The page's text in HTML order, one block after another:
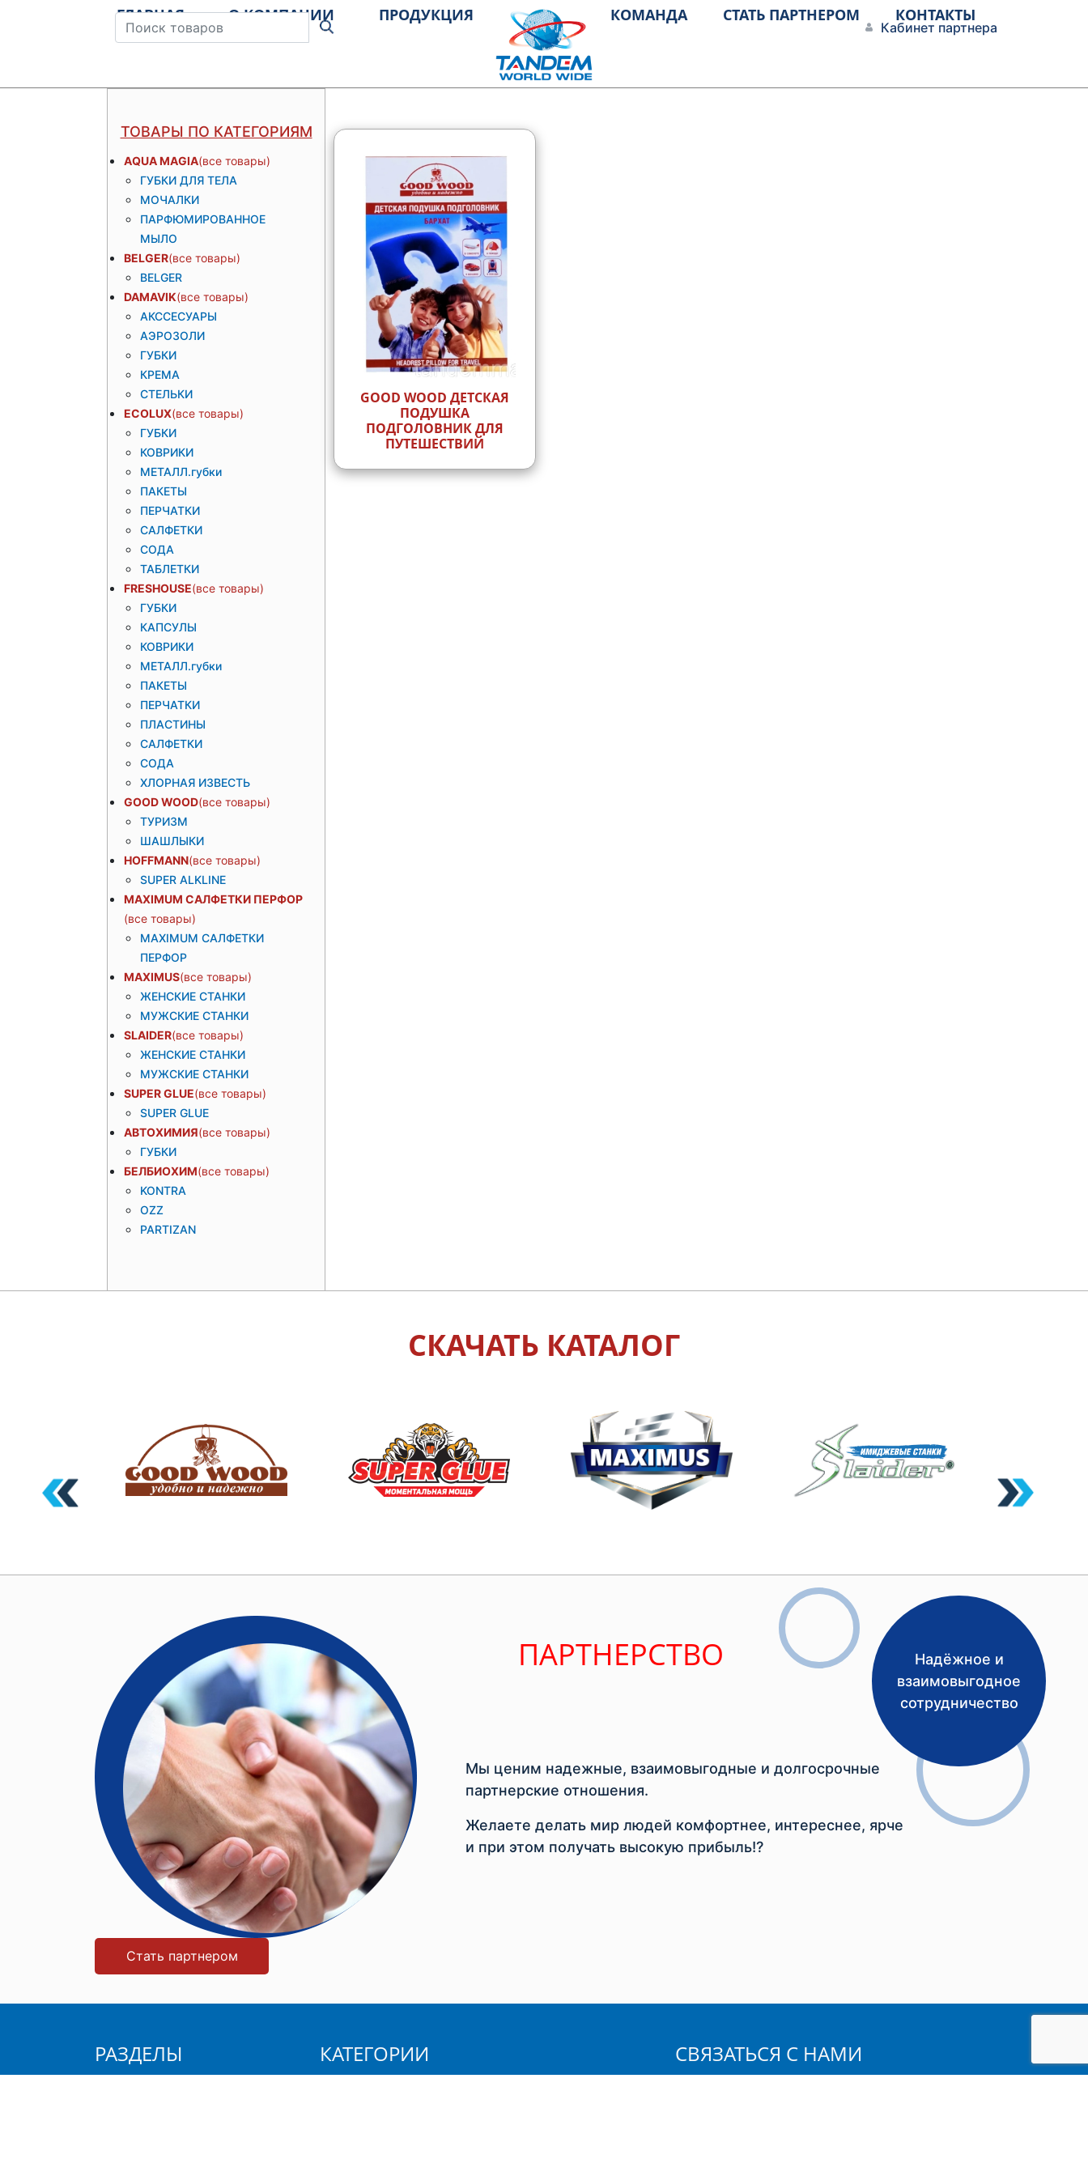
Кабинет партнера
ГЛАВНАЯ О КОМПАНИИ ПРОДУКЦИЯ КОМАНДА СТАТЬ ПАРТНЕРОМ КОНТАКТЫ
ТОВАРЫ ПО КАТЕГОРИЯМ
AQUA MAGIA
ГУБКИ ДЛЯ ТЕЛА
МОЧАЛКИ
ПАРФЮМИРОВАННОЕ
МЫЛО
BELGER
BELGER
DAMAVIK
АКССЕСУАРЫ
АЭРОЗОЛИ
ГУБКИ
КРЕМА
СТЕЛЬКИ
ECOLUX
ГУБКИ
КОВРИКИ
МЕТАЛЛ.губки
ПАКЕТЫ
ПЕРЧАТКИ
САЛФЕТКИ
СОДА
ТАБЛЕТКИ
FRESHOUSE
ГУБКИ
КАПСУЛЫ
КОВРИКИ
МЕТАЛЛ.губки
ПАКЕТЫ
ПЕРЧАТКИ
ПЛАСТИНЫ
САЛФЕТКИ
СОДА
ХЛОРНАЯ ИЗВЕСТЬ
GOOD WOOD
ТУРИЗМ
ШАШЛЫКИ
HOFFMANN
SUPER ALKLINE
MAXIMUM САЛФЕТКИ ПЕРФОР
MAXIMUM САЛФЕТКИ
ПЕРФОР
MAXIMUS
ЖЕНСКИЕ СТАНКИ
МУЖСКИЕ СТАНКИ
SLAIDER
ЖЕНСКИЕ СТАНКИ
МУЖСКИЕ СТАНКИ
SUPER GLUE
SUPER GLUE
АВТОХИМИЯ
ГУБКИ
БЕЛБИОХИМ
KONTRA
OZZ
PARTIZAN
GOOD WOOD ДЕТСКАЯ
ПОДУШКА
ПОДГОЛОВНИК ДЛЯ
ПУТЕШЕСТВИЙ
СКАЧАТЬ КАТАЛОГ
ПАРТНЕРСТВО
Мы ценим надежные, взаимовыгодные и долгосрочные
партнерские отношения.
Желаете делать мир людей комфортнее, интереснее, ярче
и при этом получать высокую прибыль!?
Стать партнером
Надёжное и
взаимовыгодное
сотрудничество
РАЗДЕЛЫ КАТЕГОРИИ СВЯЗАТЬСЯ С НАМИ